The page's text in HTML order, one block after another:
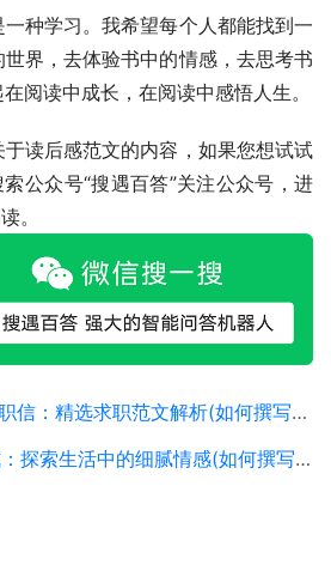
种学习。我希望每个人都能找到一
界，去体验书中的情感，去思考书
阅读中成长，在阅读中感悟人生。
读后感范文的内容，如果您想试试
公众号“搜遇百答”关注公众号，进
。
求职范文解析(如何撰写吸引HR注意的求职信范文及技巧)
的细腻情感(如何撰写引人入胜的记叙文范文及技巧分享)